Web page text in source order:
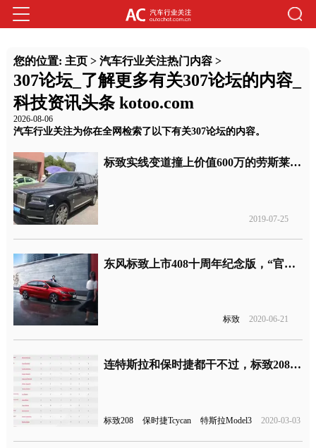
您的位置: 主页> 汽车行业关注热门内容>
307论坛_了解更多有关307论坛的内容_
科技资讯头条 kotoo.com
2026-08-06
汽车行业关注为你在全网检索了以下有关307论坛的内容。
标致实线变道撞上价值600万的劳斯莱斯库里南，保险刚好今日到期
2019-07-25
东风标致上市408十周年纪念版，“官降”1万元
标致 2020-06-21
连特斯拉和保时捷都干不过，标致208获得2020年度汽车大奖
标致208 保时捷Tcycan 特斯拉Model3 2020-03-03